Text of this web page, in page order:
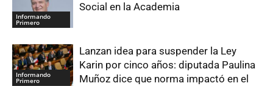
Informando
Primero
Social en la Academia
Informando
Primero
Lanzan idea para suspender la Ley
Karin por cinco años: diputada Paulina
Muñoz dice que norma impactó en el